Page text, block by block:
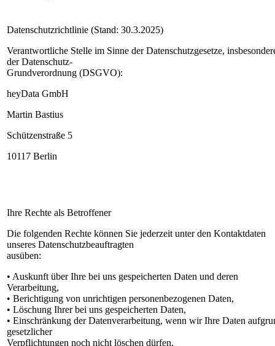
Datenschutzrichtlinie (Stand: 30.3.2025)
Verantwortliche Stelle im Sinne der Datenschutzgesetze,
der Datenschutz-
Grundverordnung (DSGVO):
heyData GmbH
Martin Bastius
Schützenstraße 5
10117 Berlin
Ihre Rechte als Betroffener
Die folgenden Rechte können Sie jederzeit unter den Kontaktdaten
unseres Datenschutzbeauftragten
ausüben:
• Auskunft über Ihre bei uns gespeicherten Daten und deren
Verarbeitung,
• Berichtigung von unrichtigen personenbezogenen Daten,
• Löschung Ihrer bei uns gespeicherten Daten,
• Einschränkung der Datenverarbeitung, wenn wir Ihre Daten
gesetzlicher
Verpflichtungen noch nicht löschen dürfen,